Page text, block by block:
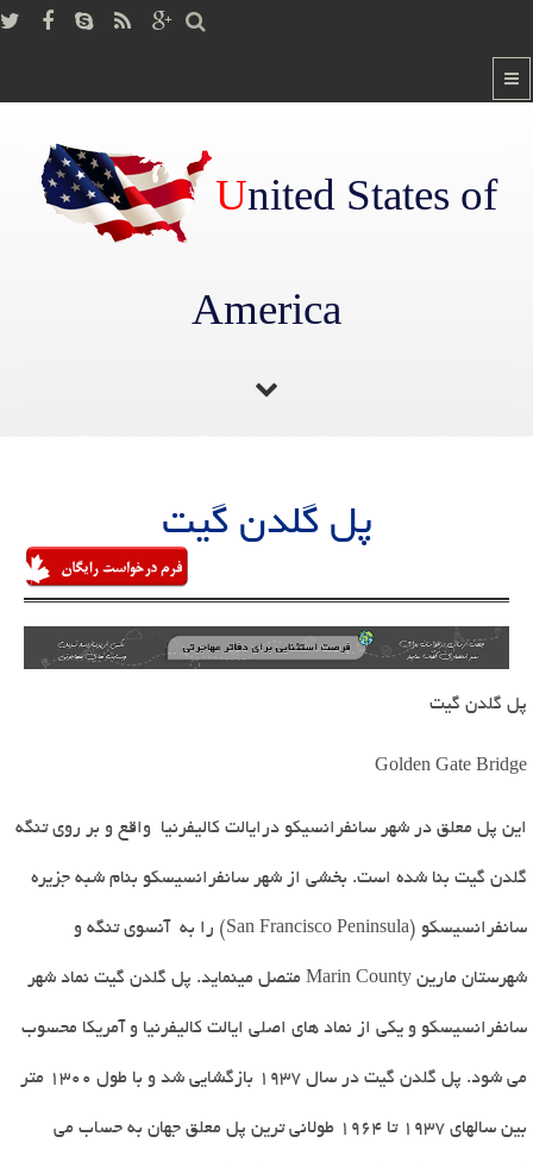
United States of
America
پل گلدن گیت
پل گلدن گیت
Golden Gate Bridge
این پل معلق در شهر سانفرانسیکو درایالت کالیفرنیا واقع و بر روی تنگه
گلدن گیت بنا شده است. بخشی از شهر سانفرانسیسکو بنام شبه جزیره
سانفرانسیسکو (San Francisco Peninsula) را به آنسوی تنگه و
شهرستان مارین Marin County متصل مینماید. پل گلدن گیت نماد شهر
سانفرانسیسکو و یکی از نماد های اصلی ایالت کالیفرنیا و آمریکا محسوب
می شود. پل گلدن گیت در سال 1937 بازگشایی شد و با طول 1300 متر
بین سالهای 1937 تا 1964 طولانی ترین پل معلق جهان به حساب می